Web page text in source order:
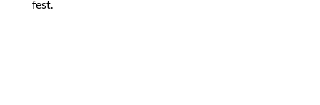
fest.